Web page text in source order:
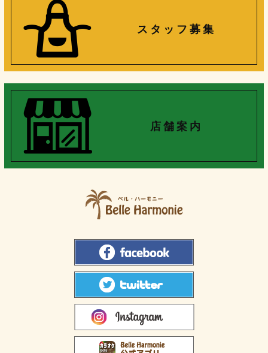
ス タ ッ フ 募 集
店 舗 案 内